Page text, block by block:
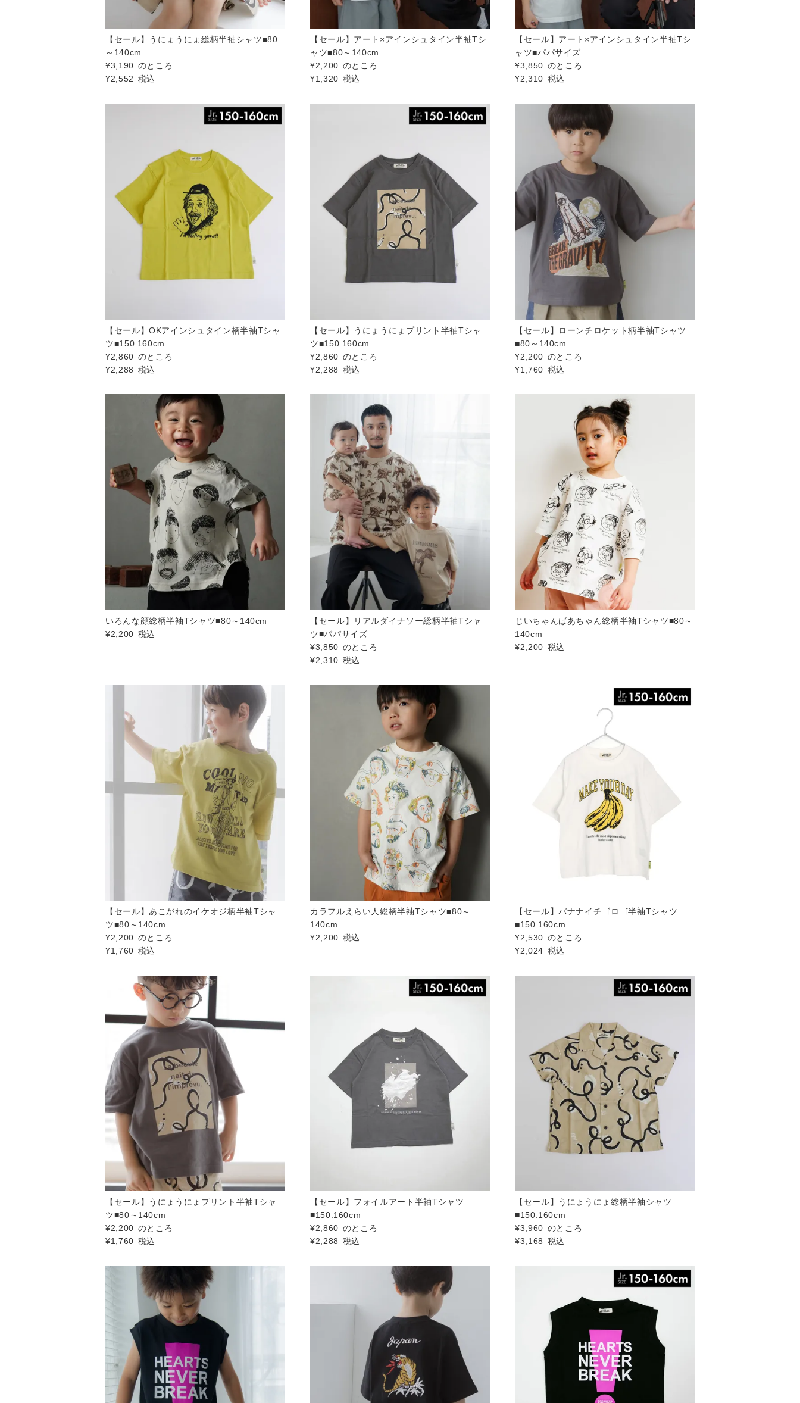
【セール】うにょうにょ総柄半袖シャツ■80
～140cm
¥3,190 のところ
¥2,552 税込
【セール】アート×アインシュタイン半袖Tシ
ャツ■80～140cm
¥2,200 のところ
¥1,320 税込
【セール】アート×アインシュタイン半袖Tシ
ャツ■パパサイズ
¥3,850 のところ
¥2,310 税込
【セール】OKアインシュタイン柄半袖Tシャ
ツ■150.160cm
¥2,860 のところ
¥2,288 税込
【セール】うにょうにょプリント半袖Tシャ
ツ■150.160cm
¥2,860 のところ
¥2,288 税込
【セール】ローンチロケット柄半袖Tシャツ
■80～140cm
¥2,200 のところ
¥1,760 税込
いろんな顔総柄半袖Tシャツ■80～140cm
¥2,200 税込
【セール】リアルダイナソー総柄半袖Tシャ
ツ■パパサイズ
¥3,850 のところ
¥2,310 税込
じいちゃんばあちゃん総柄半袖Tシャツ■80～
140cm
¥2,200 税込
【セール】あこがれのイケオジ柄半袖Tシャ
ツ■80～140cm
¥2,200 のところ
¥1,760 税込
カラフルえらい人総柄半袖Tシャツ■80～
140cm
¥2,200 税込
【セール】バナナイチゴロゴ半袖Tシャツ
■150.160cm
¥2,530 のところ
¥2,024 税込
【セール】うにょうにょプリント半袖Tシャ
ツ■80～140cm
¥2,200 のところ
¥1,760 税込
【セール】フォイルアート半袖Tシャツ
■150.160cm
¥2,860 のところ
¥2,288 税込
【セール】うにょうにょ総柄半袖シャツ
■150.160cm
¥3,960 のところ
¥3,168 税込